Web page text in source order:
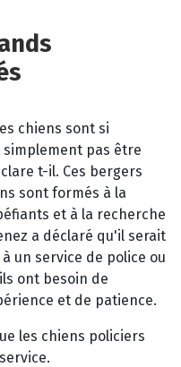
chiens sont si
pas être
t-il. Ces bergers
sont formés à la
et à la recherche
a déclaré qu'il serait
un service de police ou
ont besoin de
et de patience.
les chiens policiers